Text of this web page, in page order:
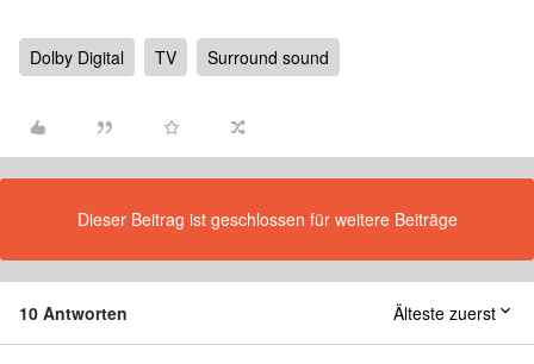
Dolby Digital TV Surround sound
Dieser Beitrag ist geschlossen für weitere Beiträge
10 Antworten Älteste zuerst